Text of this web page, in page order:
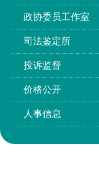
政协委员工作室
司法鉴定所
投诉监督
价格公开
人事信息